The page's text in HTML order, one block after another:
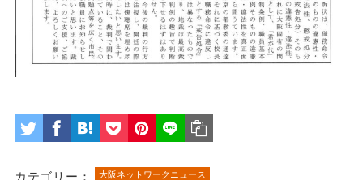
カテゴリー： 大阪ネットワークニュース